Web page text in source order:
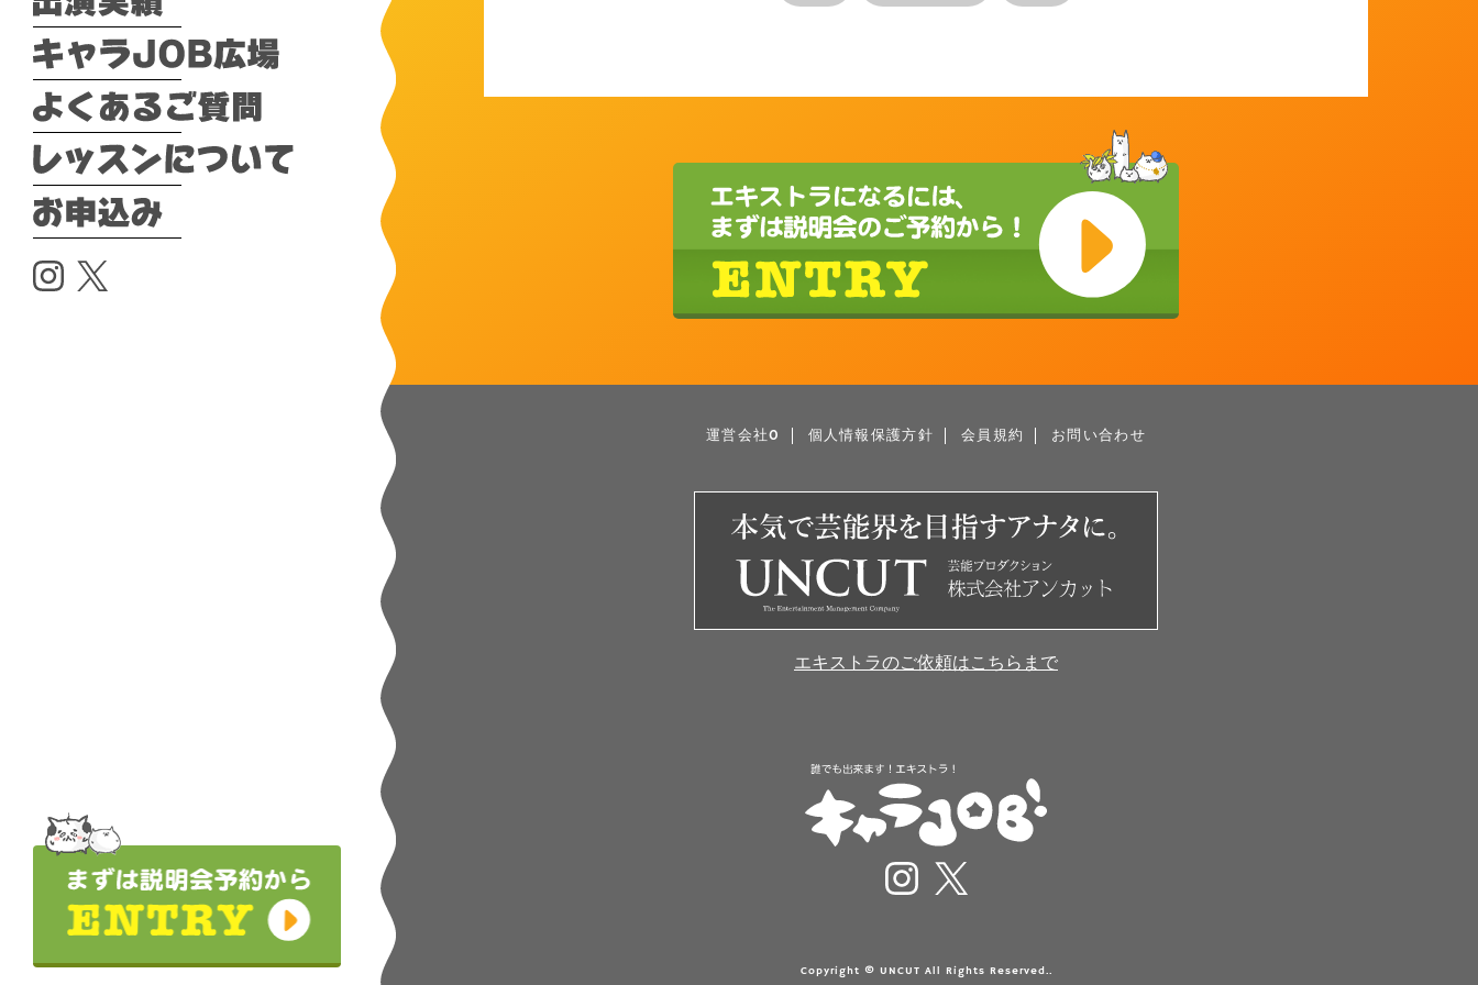
運営会社0 個人情報保護方針 会員規約 お問い合わせ
エキストラのご依頼はこちらまで
Copyright © UNCUT All Rights Reserved..